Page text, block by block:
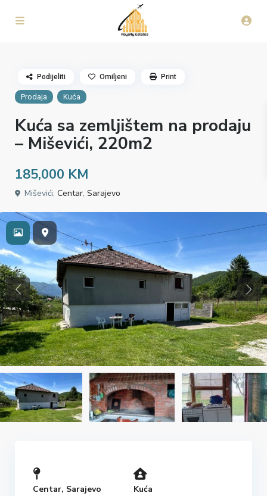
Prodaja Kuća
Kuća sa zemljištem na prodaju
– Miševići, 220m2
185,000 KM
Miševići,Centar,Sarajevo
Podijeliti Omiljeni Print
Centar, Sarajevo Kuća